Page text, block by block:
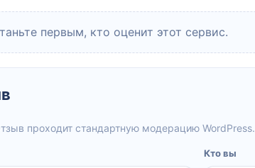
первым, кто оценит этот сервис.
проходит стандартную модерацию WordPress.
Кто вы